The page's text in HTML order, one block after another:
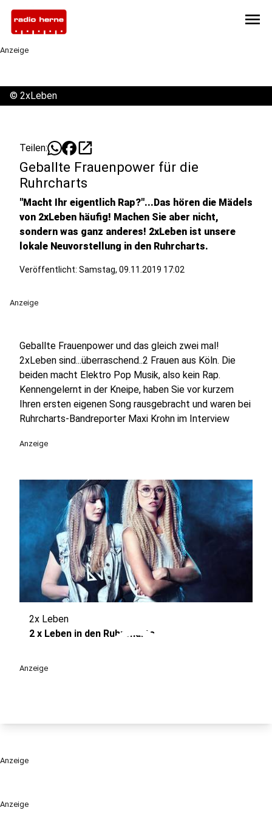
menu
Anzeige
Anzeige
© 2xLeben
Teilen: open_in_new
Geballte Frauenpower für die
Ruhrcharts
"Macht Ihr eigentlich Rap?"...Das hören die Mädels
von 2xLeben häufig! Machen Sie aber nicht,
sondern was ganz anderes! 2xLeben ist unsere
lokale Neuvorstellung in den Ruhrcharts.
Veröffentlicht: Samstag, 09.11.2019 17:02
Anzeige
Geballte Frauenpower und das gleich zwei mal!
2xLeben sind...überraschend..2 Frauen aus Köln. Die
beiden macht Elektro Pop Musik, also kein Rap.
Kennengelernt in der Kneipe, haben Sie vor kurzem
Ihren ersten eigenen Song rausgebracht und waren bei
Ruhrcharts-Bandreporter Maxi Krohn im Interview
Anzeige
play_circle
2x Leben
2 x Leben in den Ruhrcharts
Anzeige
Anzeige